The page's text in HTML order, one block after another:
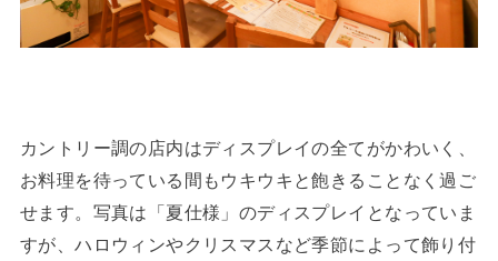
カントリー調の店内はディスプレイの全てがかわいく、
お料理を待っている間もウキウキと飽きることなく過ご
せます。写真は「夏仕様」のディスプレイとなっていま
すが、ハロウィンやクリスマスなど季節によって飾り付